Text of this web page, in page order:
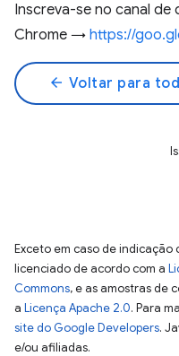
Inscreva-se no canal
Chrome → https://
arrow_back Voltar para
Exceto em caso de
licenciado de acordo com a
Commons, e as amostras de
a Licença Apache 2.0. Para
site do Google Developers.
e/ou afiliadas.